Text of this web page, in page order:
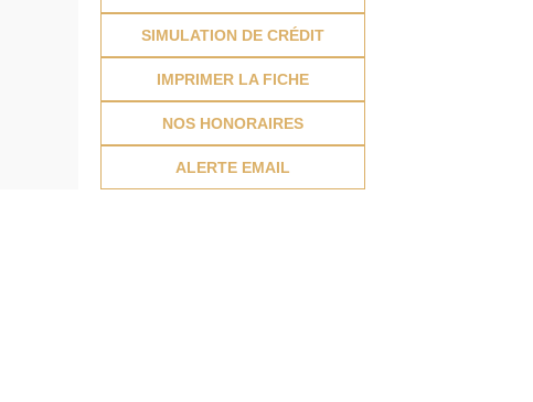
SIMULATION DE CRÉDIT
IMPRIMER LA FICHE
NOS HONORAIRES
ALERTE EMAIL